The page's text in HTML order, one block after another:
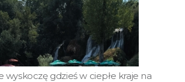
wyskoczę gdzieś w ciepłe kraje na